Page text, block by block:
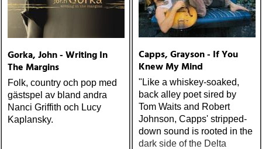
Gorka, John - Writing In
The Margins
Folk, country och pop med
gästspel av bland andra
Nanci Griffith och Lucy
Kaplansky.
Capps, Grayson - If You
Knew My Mind
"Like a whiskey-soaked,
back alley poet sired by
Tom Waits and Robert
Johnson, Capps' stripped-
down sound is rooted in the
dark side of the Delta